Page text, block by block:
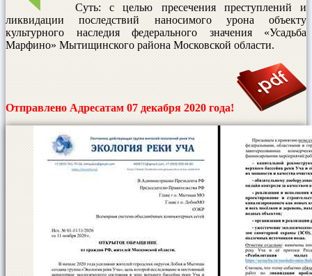
Суть: с целью пресечения преступлений и
ликвидации последствий наносимого урона объекту
культурного наследия федерального значения «Усадьба
Марфино» Мытищинского района Московской области.
Отправлено Адресатам 07 декабря 2020 года!